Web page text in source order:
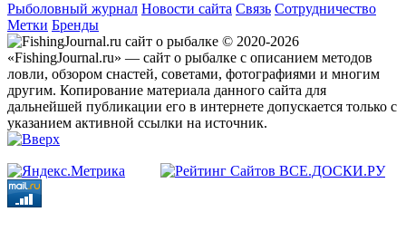
Рыболовный журнал Новости сайта Связь Сотрудничество
Метки Бренды
© 2020-2026
«FishingJournal.ru» — сайт о рыбалке с описанием методов
ловли, обзором снастей, советами, фотографиями и многим
другим. Копирование материала данного сайта для
дальнейшей публикации его в интернете допускается только с
указанием активной ссылки на источник.